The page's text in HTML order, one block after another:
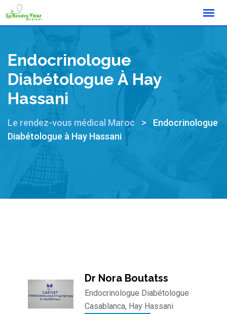
Endocrinologue
Diabétologue À Hay
Hassani
Le rendez-vous médical Maroc >
Endocrinologue
Diabétologue à Hay Hassani
Dr Nora Boutatss
Endocrinologue Diabétologue
Casablanca, Hay Hassani